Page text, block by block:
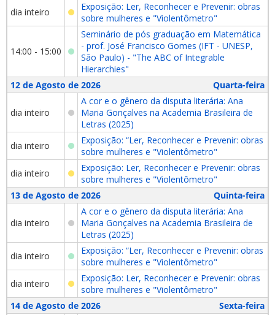
dia inteiro
Exposição: Ler, Reconhecer e Prevenir: obras
sobre mulheres e "Violentômetro"
14:00 - 15:00
Seminário de pós graduação em Matemática
- prof. José Francisco Gomes (IFT - UNESP,
São Paulo) - "The ABC of Integrable
Hierarchies"
12 de Agosto de 2026
Quarta-feira
dia inteiro
A cor e o gênero da disputa literária: Ana
Maria Gonçalves na Academia Brasileira de
Letras (2025)
dia inteiro
Exposição: “Ler, Reconhecer e Prevenir: obras
sobre mulheres e "Violentômetro"
dia inteiro
Exposição: Ler, Reconhecer e Prevenir: obras
sobre mulheres e "Violentômetro"
13 de Agosto de 2026
Quinta-feira
dia inteiro
A cor e o gênero da disputa literária: Ana
Maria Gonçalves na Academia Brasileira de
Letras (2025)
dia inteiro
Exposição: “Ler, Reconhecer e Prevenir: obras
sobre mulheres e "Violentômetro"
dia inteiro
Exposição: Ler, Reconhecer e Prevenir: obras
sobre mulheres e "Violentômetro"
14 de Agosto de 2026
Sexta-feira